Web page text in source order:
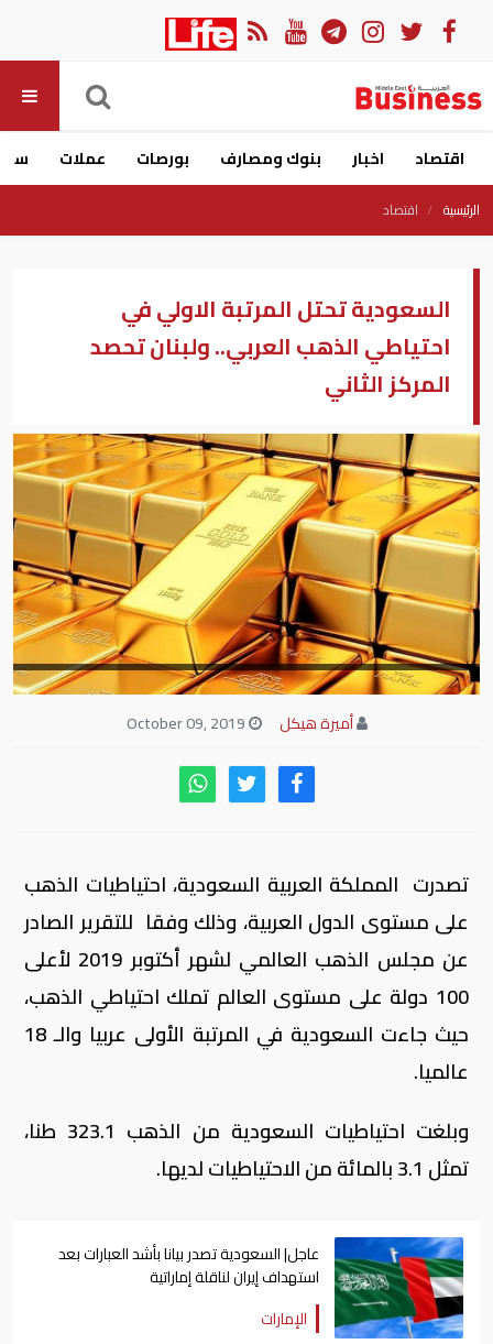
اقتصاد اخبار بنوك ومصارف بورصات عملات
الرئيسية اقتصاد
السعودية تحتل المرتبة الاولي في
احتياطي الذهب العربي.. ولبنان تحصد
المركز الثاني
أميرة هيكل
تصدرت المملكة العربية السعودية، احتياطيات الذهب
على مستوى الدول العربية، وذلك وفقا للتقرير الصادر
عن مجلس الذهب العالمي لشهر أكتوبر 2019 لأعلى
100 دولة على مستوى العالم تملك احتياطي الذهب،
حيث جاءت السعودية في المرتبة الأولى عربيا والـ 18
عالميا.
وبلغت احتياطيات السعودية من الذهب 323.1 طنا،
تمثل 3.1 بالمائة من الاحتياطيات لديها.
عاجل| السعودية تصدر بيانا بأشد العبارات بعد
استهداف إيران لناقلة إماراتية
الإمارات